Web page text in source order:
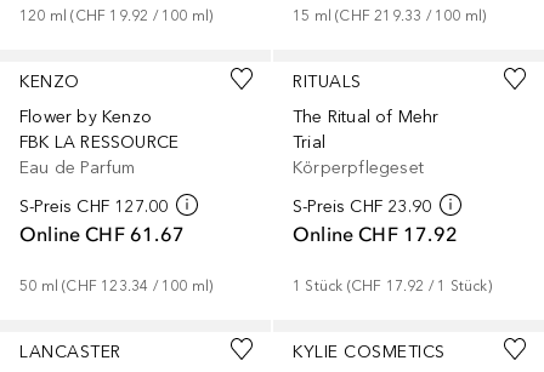
120 ml (CHF 19.92 / 100 ml) 15 ml (CHF 219.33 / 100 ml)
KENZO
Flower by Kenzo
FBK LA RESSOURCE
Eau de Parfum
S-Preis CHF 127.00
Online CHF 61.67
50 ml (CHF 123.34 / 100 ml)
RITUALS
The Ritual of Mehr
Trial
Körperpflegeset
S-Preis CHF 23.90
Online CHF 17.92
1 Stück (CHF 17.92 / 1 Stück)
LANCASTER KYLIE COSMETICS